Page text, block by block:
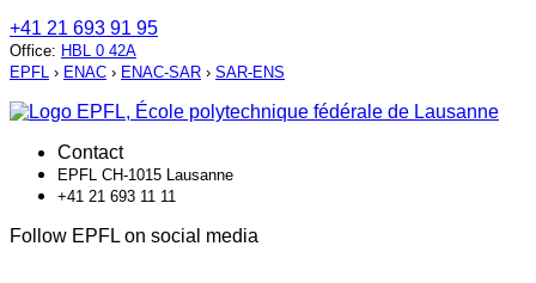
+41 21 693 91 95
Office: HBL 0 42A
EPFL › ENAC › ENAC-SAR › SAR-ENS
Contact
EPFL CH-1015 Lausanne
+41 21 693 11 11
Follow EPFL on social media